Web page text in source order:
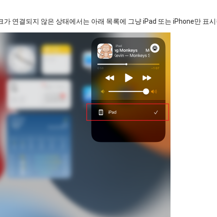
가 연결되지 않은 상태에서는 아래 목록에 그냥 iPad 또는 iPhone만 표시